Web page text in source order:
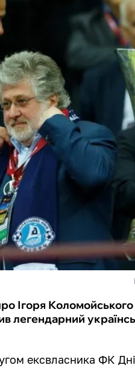
Ігоря Коломойського
легендарний
ексвласника ФК